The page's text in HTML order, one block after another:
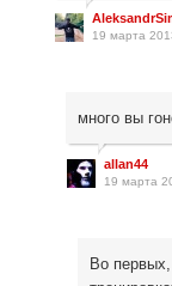
19 марта
много вы
allan44
19 марта
Во